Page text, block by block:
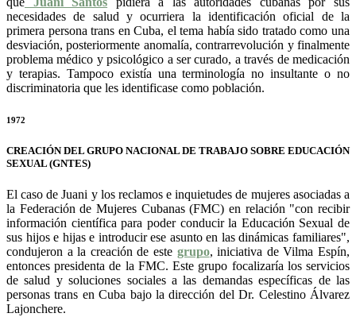
necesidades de salud y ocurriera la identificación oficial de la
primera persona trans en Cuba, el tema había sido tratado como una
desviación, posteriormente anomalía, contrarrevolución y finalmente
problema médico y psicológico a ser curado, a través de medicación
y terapias. Tampoco existía una terminología no insultante o no
discriminatoria que les identificase como población.
1972
CREACIÓN DEL GRUPO NACIONAL DE TRABAJO SOBRE EDUCACIÓN
SEXUAL (GNTES)
El caso de Juani y los reclamos e inquietudes de mujeres asociadas a
la Federación de Mujeres Cubanas (FMC) en relación "con recibir
información científica para poder conducir la Educación Sexual de
sus hijos e hijas e introducir ese asunto en las dinámicas familiares",
condujeron a la creación de este grupo, iniciativa de Vilma Espín,
entonces presidenta de la FMC. Este grupo focalizaría los servicios
de salud y soluciones sociales a las demandas específicas de las
personas trans en Cuba bajo la dirección del Dr. Celestino Álvarez
Lajonchere.